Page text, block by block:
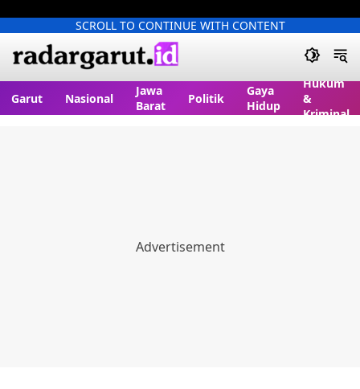
SCROLL TO CONTINUE WITH CONTENT
Garut Nasional
Jawa
Barat
Politik
Gaya
Hidup
Hukum
&
Kriminal